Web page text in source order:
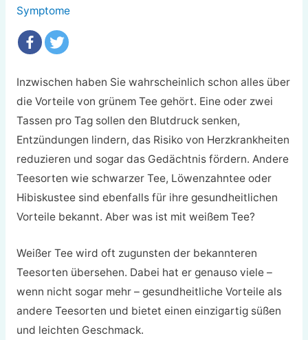
Symptome
Inzwischen haben Sie wahrscheinlich schon alles über
die Vorteile von grünem Tee gehört. Eine oder zwei
Tassen pro Tag sollen den Blutdruck senken,
Entzündungen lindern, das Risiko von Herzkrankheiten
reduzieren und sogar das Gedächtnis fördern. Andere
Teesorten wie schwarzer Tee, Löwenzahntee oder
Hibiskustee sind ebenfalls für ihre gesundheitlichen
Vorteile bekannt. Aber was ist mit weißem Tee?
Weißer Tee wird oft zugunsten der bekannteren
Teesorten übersehen. Dabei hat er genauso viele –
wenn nicht sogar mehr – gesundheitliche Vorteile als
andere Teesorten und bietet einen einzigartig süßen
und leichten Geschmack.